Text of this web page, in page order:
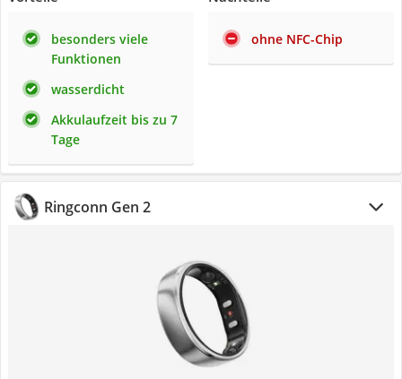
besonders viele
Funktionen
wasserdicht
Akkulaufzeit bis zu 7
Tage
ohne NFC-Chip
Ringconn Gen 2